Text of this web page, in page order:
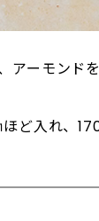
アーモンド
ほど入れ、